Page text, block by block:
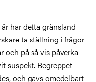
har detta gränsland
ta ställning i frågor
och på så vis påverka
suspekt. Begreppet
och gavs omedelbart